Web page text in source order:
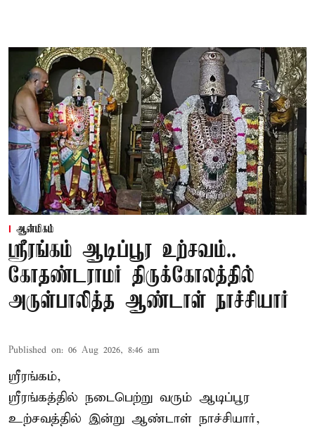
ஆன்மிகம்
ஸ்ரீரங்கம் ஆடிப்பூர உற்சவம்..
கோதண்டராமர் திருக்கோலத்தில்
அருள்பாலித்த ஆண்டாள் நாச்சியார்
Published on: 06 Aug 2026, 8:46 am
ஸ்ரீரங்கம்,
ஸ்ரீரங்கத்தில் நடைபெற்று வரும் ஆடிப்பூர
உற்சவத்தில் இன்று ஆண்டாள் நாச்சியார்,